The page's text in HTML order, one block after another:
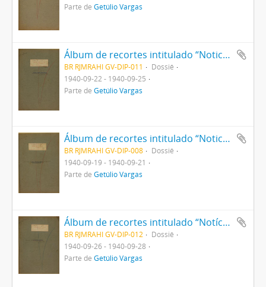
Parte deGetúlio Vargas
Álbum de recortes intitulado “Noticiário sobre Imposto sobre Combustíveis”
BR RJMRAHI GV-DIP-011
Dossiê
1940-09-22 - 1940-09-25
Parte deGetúlio Vargas
Álbum de recortes intitulado “Noticiário sobre Leis Constitucionais"
BR RJMRAHI GV-DIP-008
Dossiê
1940-09-19 - 1940-09-21
Parte deGetúlio Vargas
Álbum de recortes intitulado “Notíciário sobre Sociedades Anônimas”
BR RJMRAHI GV-DIP-012
Dossiê
1940-09-26 - 1940-09-28
Parte deGetúlio Vargas